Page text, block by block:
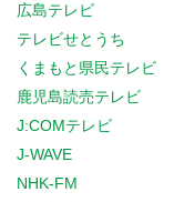
広島テレビ
テレビせとうち
くまもと県民テレビ
鹿児島読売テレビ
J:COMテレビ
J-WAVE
NHK-FM